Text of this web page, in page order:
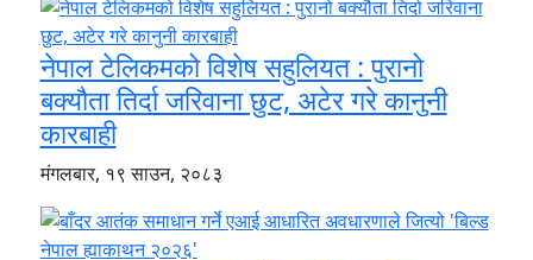
नेपाल टेलिकमको विशेष सहुलियत : पुरानो
बक्यौता तिर्दा जरिवाना छुट, अटेर गरे कानुनी
कारबाही
मंगलबार, १९ साउन, २०८३